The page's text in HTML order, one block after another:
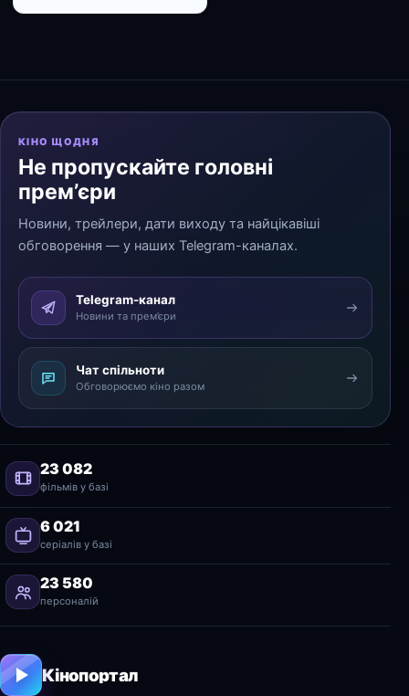
КІНО ЩОДНЯ
Не пропускайте головні
прем’єри
Новини, трейлери, дати виходу та найцікавіші
обговорення — у наших Telegram-каналах.
Telegram-канал
Новини та прем’єри
Чат спільноти
Обговорюємо кіно разом
23 082
фільмів у базі
6 021
серіалів у базі
23 580
персоналій
Кінопортал